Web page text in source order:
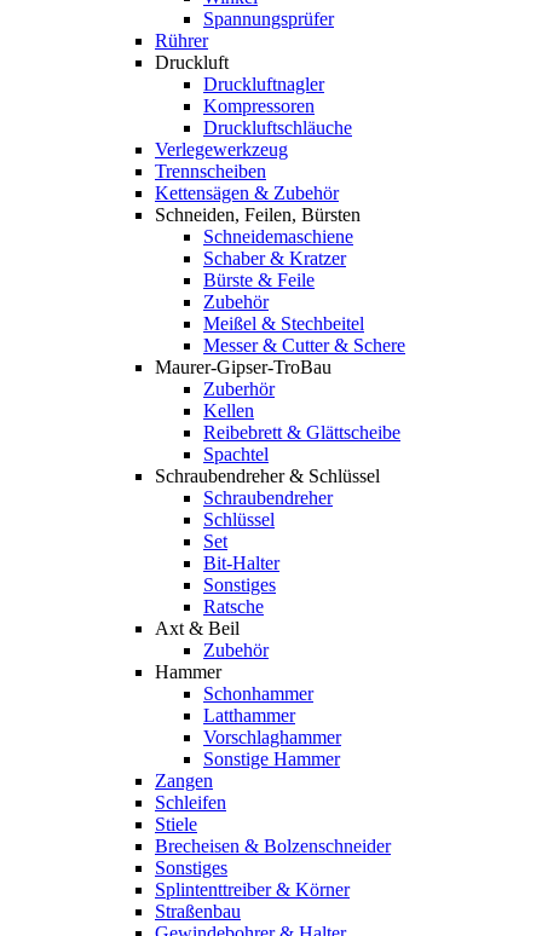
Spannungsprüfer
Rührer
Druckluft
Druckluftnagler
Kompressoren
Druckluftschläuche
Verlegewerkzeug
Trennscheiben
Kettensägen & Zubehör
Schneiden, Feilen, Bürsten
Schneidemaschiene
Schaber & Kratzer
Bürste & Feile
Zubehör
Meißel & Stechbeitel
Messer & Cutter & Schere
Maurer-Gipser-TroBau
Zuberhör
Kellen
Reibebrett & Glättscheibe
Spachtel
Schraubendreher & Schlüssel
Schraubendreher
Schlüssel
Set
Bit-Halter
Sonstiges
Ratsche
Axt & Beil
Zubehör
Hammer
Schonhammer
Latthammer
Vorschlaghammer
Sonstige Hammer
Zangen
Schleifen
Stiele
Brecheisen & Bolzenschneider
Sonstiges
Splintenttreiber & Körner
Straßenbau